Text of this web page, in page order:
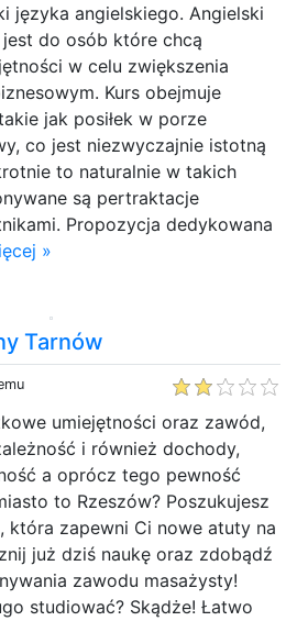
języka angielskiego. Angielski
do osób które chcą
w celu zwiększenia
Kurs obejmuje
jak posiłek w porze
co jest niezwyczajnie istotną
to naturalnie w takich
są pertraktacje
Propozycja dedykowana
»
Tarnów
umiejętności oraz zawód,
i również dochody,
a oprócz tego pewność
to Rzeszów? Poszukujesz
która zapewni Ci nowe atuty na
już dziś naukę oraz zdobądź
zawodu masażysty!
studiować? Skądże! Łatwo